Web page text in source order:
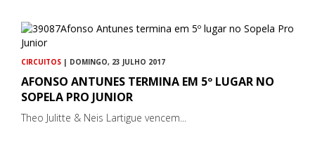
CIRCUITOS | DOMINGO, 23 JULHO 2017
AFONSO ANTUNES TERMINA EM 5º LUGAR NO
SOPELA PRO JUNIOR
Theo Julitte & Neis Lartigue vencem...